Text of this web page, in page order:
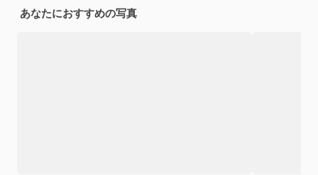
あなたにおすすめの写真